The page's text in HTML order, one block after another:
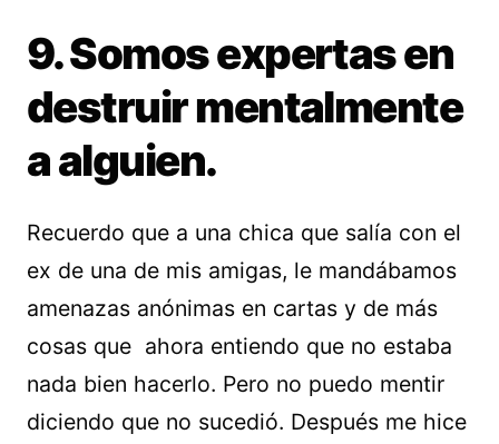
9. Somos expertas en
destruir mentalmente
a alguien.
Recuerdo que a una chica que salía con el
ex de una de mis amigas, le mandábamos
amenazas anónimas en cartas y de más
cosas que ahora entiendo que no estaba
nada bien hacerlo. Pero no puedo mentir
diciendo que no sucedió. Después me hice